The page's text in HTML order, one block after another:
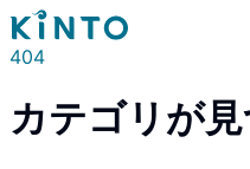
404
カテゴリが